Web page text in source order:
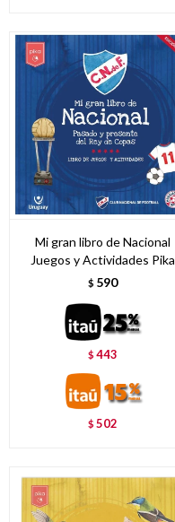
Mi gran libro de Nacional
Juegos y Actividades Pika
$ 590
$443
$502